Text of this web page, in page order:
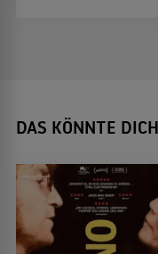
DAS KÖNNTE